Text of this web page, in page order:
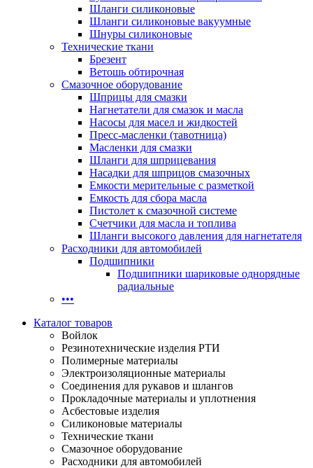
Шланги силиконовые
Шланги силиконовые вакуумные
Шнуры силиконовые
Технические ткани
Брезент
Ветошь обтирочная
Смазочное оборудование
Шприцы для смазки
Нагнетатели для смазок и масла
Насосы для масел и жидкостей
Пресс-масленки (тавотница)
Масленки для смазки
Шланги для шприцевания
Насадки для шприцов смазочных
Емкости мерительные с разметкой
Емкость для сбора масла
Пистолет к смазочной системе
Счетчики для масла и топлива
Шланги высокого давления для нагнетателя
Расходники для автомобилей
Подшипники
Подшипники шариковые однорядные
радиальные
•••
Каталог товаров
Войлок
Резинотехнические изделия РТИ
Полимерные материалы
Электроизоляционные материалы
Соединения для рукавов и шлангов
Прокладочные материалы и уплотнения
Асбестовые изделия
Силиконовые материалы
Технические ткани
Смазочное оборудование
Расходники для автомобилей